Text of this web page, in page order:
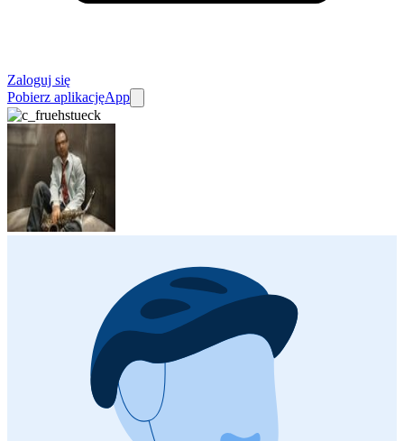
Zaloguj się
Pobierz aplikacjęApp